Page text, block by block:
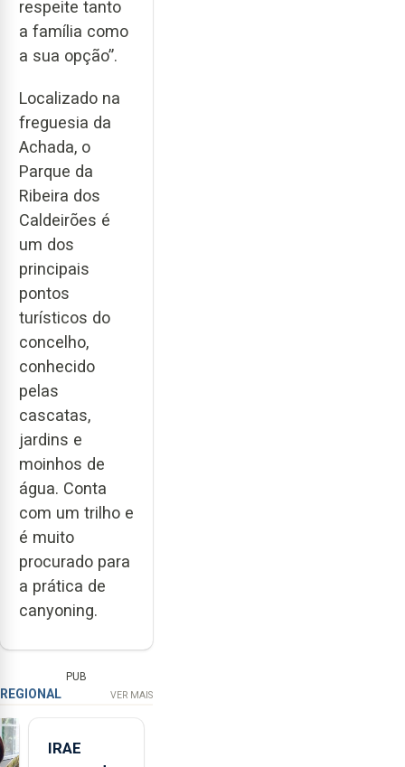
respeite tanto
a família como
a sua opção”.
Localizado na
freguesia da
Achada, o
Parque da
Ribeira dos
Caldeirões é
um dos
principais
pontos
turísticos do
concelho,
conhecido
pelas
cascatas,
jardins e
moinhos de
água. Conta
com um trilho e
é muito
procurado para
a prática de
canyoning.
PUB
REGIONAL VER MAIS
IRAE